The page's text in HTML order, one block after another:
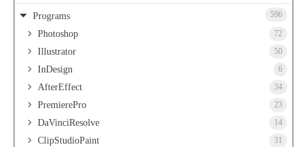
Programs 596
Photoshop 72
Illustrator 50
InDesign 6
AfterEffect 34
PremierePro 23
DaVinciResolve 14
ClipStudioPaint 31